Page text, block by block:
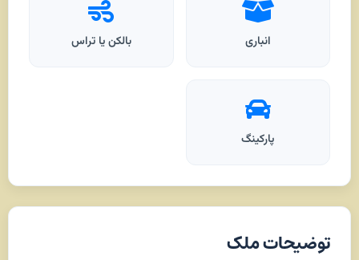
انباری بالکن یا تراس
پارکینگ
توضیحات ملک